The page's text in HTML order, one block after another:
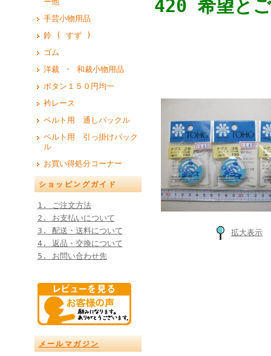
手芸小物用品
鈴 ( すず )
ゴム
洋裁 ・ 和裁小物用品
ボタン１５０円均一
衿レース
ベルト用 通しバックル
ベルト用 引っ掛けバック
ル
お買い得処分コーナー
ショッピングガイド
1. ご注文方法
2. お支払いについて
3. 配送・送料について
4. 返品・交換について
5. お問い合わせ先
メールマガジン
420 希望と
拡大表示